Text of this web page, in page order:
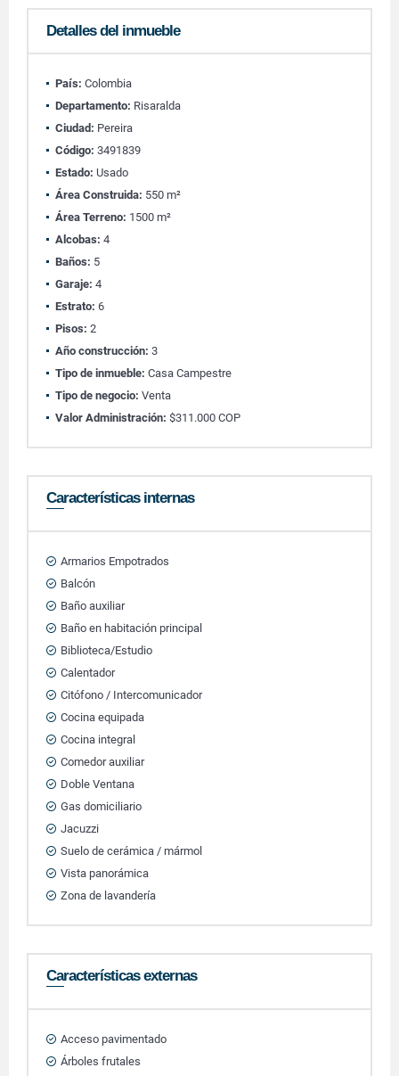
Detalles del inmueble
País: Colombia
Departamento: Risaralda
Ciudad: Pereira
Código: 3491839
Estado: Usado
Área Construida: 550 m²
Área Terreno: 1500 m²
Alcobas: 4
Baños: 5
Garaje: 4
Estrato: 6
Pisos: 2
Año construcción: 3
Tipo de inmueble: Casa Campestre
Tipo de negocio: Venta
Valor Administración: $311.000 COP
Características internas
Armarios Empotrados
Balcón
Baño auxiliar
Baño en habitación principal
Biblioteca/Estudio
Calentador
Citófono / Intercomunicador
Cocina equipada
Cocina integral
Comedor auxiliar
Doble Ventana
Gas domiciliario
Jacuzzi
Suelo de cerámica / mármol
Vista panorámica
Zona de lavandería
Características externas
Acceso pavimentado
Árboles frutales